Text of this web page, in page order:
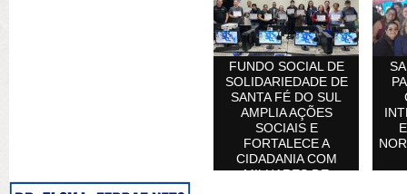
FUNDO SOCIAL DE
SOLIDARIEDADE DE
SANTA FÉ DO SUL
AMPLIA AÇÕES
SOCIAIS E
FORTALECE A
CIDADANIA COM
MILHARES DE